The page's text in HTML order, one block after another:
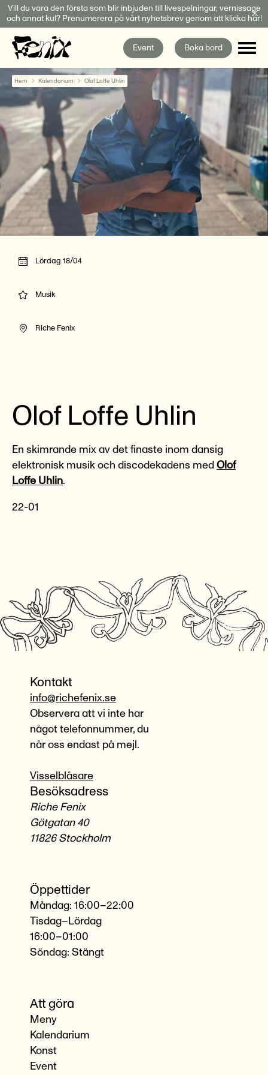
Fortsätt
till
innehållet
Vill du vara den första som blir inbjuden till livespelningar, vernissage
och annat kul? Prenumerera på vårt nyhetsbrev genom att klicka här!
Event Boka bord
Hem Kalendarium Olof Loffe Uhlin
Olof Loffe Uhlin
En skimrande mix av det finaste inom dansig
elektronisk musik och discodekadens med Olof
Loffe Uhlin.
22-01
Lördag 18/04
Musik
Riche Fenix
Öppettider
Måndag: 16:00–22:00
Tisdag–Lördag
16:00–01:00
Söndag: Stängt
Att göra
Meny
Kalendarium
Konst
Event
Kontakt
info@richefenix.se
Observera att vi inte har
något telefonnummer, du
når oss endast på mejl.
Visselblåsare
Besöksadress
Riche Fenix
Götgatan 40
11826 Stockholm